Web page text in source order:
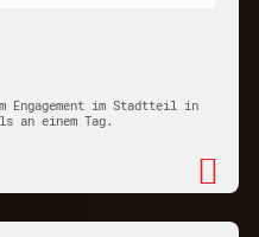
Engagement im Stadtteil in
an einem Tag.